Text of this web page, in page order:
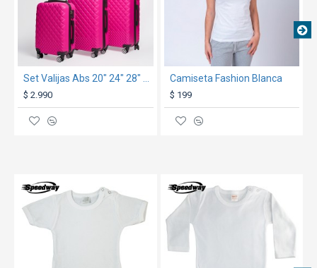
$ 2.990
Camiseta Fashion Blanca
$ 199
TEXTTRANSPARENTE TEXTTRANSPARENTE